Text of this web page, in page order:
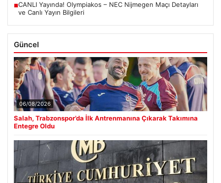
■CANLI Yayında! Olympiakos – NEC Nijmegen Maçı Detayları
ve Canlı Yayın Bilgileri
Güncel
06/08/2026
Salah, Trabzonspor’da İlk Antrenmanına Çıkarak Takımına
Entegre Oldu